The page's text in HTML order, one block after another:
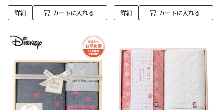
詳細 カートに入れる 詳細 カートに入れる